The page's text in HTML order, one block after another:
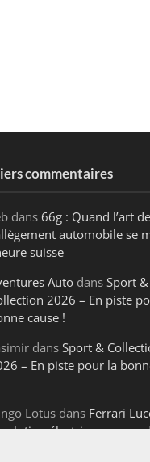
commentaires
dans66g : Quand l’art de
automobile se
suisse
Auto dansSport &
2026 – En piste
cause !
dansSport &
– En piste pour la
Lotus dans Ferrari
électrique venue